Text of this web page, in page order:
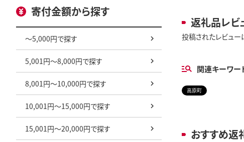
寄付金額から探す
～5,000円で探す
5,001円～8,000円で探す
8,001円～10,000円で探す
10,001円～15,000円で探す
15,001円～20,000円で探す
返礼品レビ
投稿されたレビュー
関連キーワー
高原町
おすすめ返